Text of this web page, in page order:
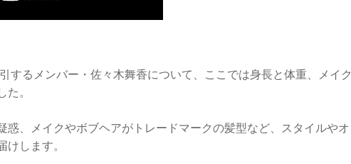
するメンバー・佐々木舞香について、ここでは身長と体重、メイク
た。
惑、メイクやボブヘアがトレードマークの髪型など、スタイルやオ
けします。